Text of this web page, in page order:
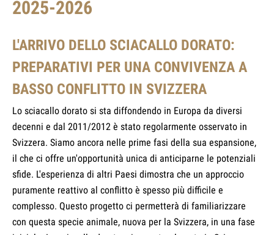
2025-2026
L'ARRIVO DELLO SCIACALLO DORATO:
PREPARATIVI PER UNA CONVIVENZA A
BASSO CONFLITTO IN SVIZZERA
Lo sciacallo dorato si sta diffondendo in Europa da diversi
decenni e dal 2011/2012 è stato regolarmente osservato in
Svizzera. Siamo ancora nelle prime fasi della sua espansione,
il che ci offre un'opportunità unica di anticiparne le potenziali
sfide. L'esperienza di altri Paesi dimostra che un approccio
puramente reattivo al conflitto è spesso più difficile e
complesso. Questo progetto ci permetterà di familiarizzare
con questa specie animale, nuova per la Svizzera, in una fase